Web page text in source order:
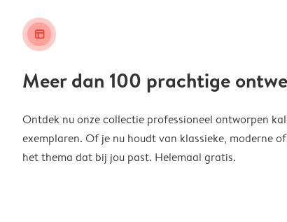
layout_alt
Meer dan 100 prachtige
Ontdek nu onze collectie professioneel ontworpen
exemplaren. Of je nu houdt van klassieke, moderne
het thema dat bij jou past. Helemaal gratis.